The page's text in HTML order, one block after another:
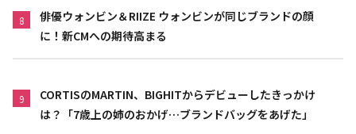
8
俳優ウォンビン＆RIIZE ウォンビンが同じブランドの顔
に！新CMへの期待高まる
9
CORTISのMARTIN、BIGHITからデビューしたきっかけ
は？「7歳上の姉のおかげ…ブランドバッグをあげた」